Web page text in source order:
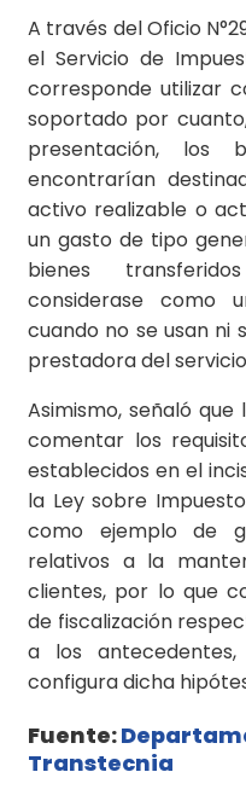
A través del Oficio
el Servicio de
corresponde utilizar
soportado por
presentación, los
encontrarían
activo realizable o
un gasto de tipo
bienes
considerase como
cuando no se usan ni
prestadora del
Asimismo, señaló que
comentar los
establecidos en el
la Ley sobre
como ejemplo de
relativos a la
clientes, por lo que
de fiscalización
a los
configura dicha
Fuente:
Transtecnia